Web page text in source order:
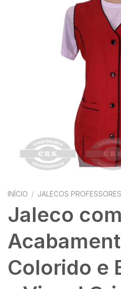
INÍCIO / JALECOS PROFESSORES
Jaleco com
Colorido e